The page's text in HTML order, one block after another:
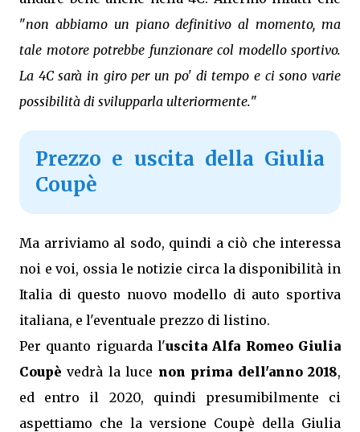
"non abbiamo un piano definitivo al momento, ma
tale motore potrebbe funzionare col modello sportivo.
La 4C sarà in giro per un po' di tempo e ci sono varie
possibilità di svilupparla ulteriormente."
Prezzo e uscita della Giulia
Coupè
Ma arriviamo al sodo, quindi a ciò che interessa
noi e voi, ossia le notizie circa la disponibilità in
Italia di questo nuovo modello di auto sportiva
italiana, e l'eventuale prezzo di listino.
Per quanto riguarda l'uscita Alfa Romeo Giulia
Coupè vedrà la luce non prima dell'anno 2018,
ed entro il 2020, quindi presumibilmente ci
aspettiamo che la versione Coupè della Giulia